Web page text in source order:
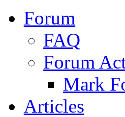
Forum
FAQ
Forum
Mark
Articles